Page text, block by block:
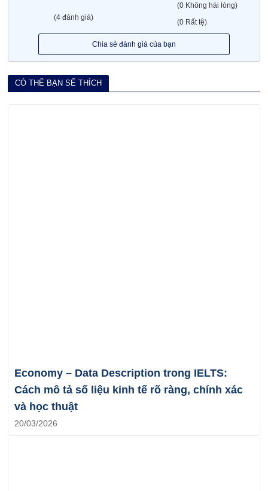
(4 đánh giá)
(0 Không hài lòng)
(0 Rất tệ)
Chia sẻ đánh giá của bạn
CÓ THỂ BẠN SẼ THÍCH
Economy – Data Description trong IELTS:
Cách mô tả số liệu kinh tế rõ ràng, chính xác
và học thuật
20/03/2026